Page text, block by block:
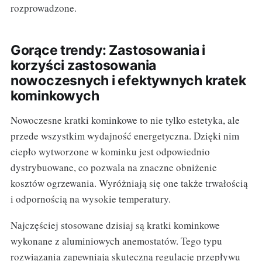
rozprowadzone.
Gorące trendy: Zastosowania i
korzyści zastosowania
nowoczesnych i efektywnych kratek
kominkowych
Nowoczesne kratki kominkowe to nie tylko estetyka, ale
przede wszystkim wydajność energetyczna. Dzięki nim
ciepło wytworzone w kominku jest odpowiednio
dystrybuowane, co pozwala na znaczne obniżenie
kosztów ogrzewania. Wyróżniają się one także trwałością
i odpornością na wysokie temperatury.
Najczęściej stosowane dzisiaj są kratki kominkowe
wykonane z aluminiowych anemostatów. Tego typu
rozwiązania zapewniają skuteczną regulację przepływu